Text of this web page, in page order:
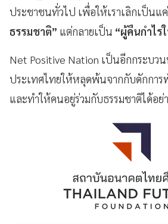
ประชาชนทั่วไป เพื่อให้เราเลิกเป็นแค่
ธรรมชาติ” แต่กลายเป็น “ผู้คืนกำไร
Net Positive Nation เป็นอีกกระบว
ประเทศไทยให้หลุดพ้นจากกับดักกา
และทำให้คนอยู่ร่วมกับธรรมชาติได้อย่